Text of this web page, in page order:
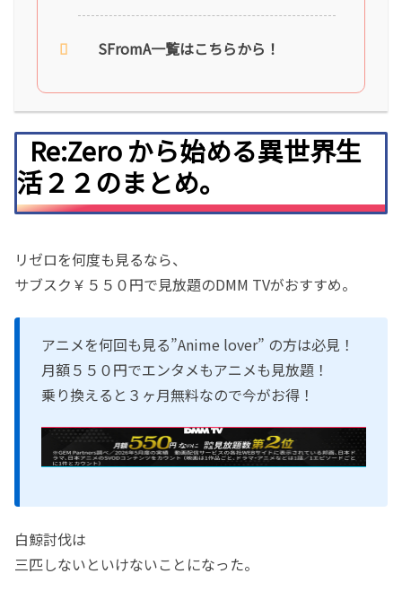
SFromA一覧はこちらから！
Re:Zero から始める異世界生
活２２のまとめ。
リゼロを何度も見るなら、
サブスク￥５５０円で見放題のDMM TVがおすすめ。
アニメを何回も見る”Anime lover” の方は必見！
月額５５０円でエンタメもアニメも見放題！
乗り換えると３ヶ月無料なので今がお得！
白鯨討伐は
三匹しないといけないことになった。